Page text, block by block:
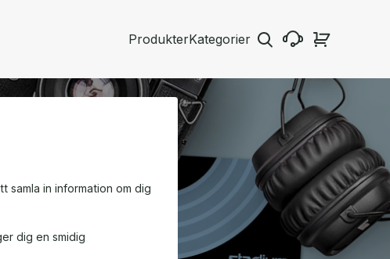
samla in information om dig
dig en smidig
ProdukterKategorier